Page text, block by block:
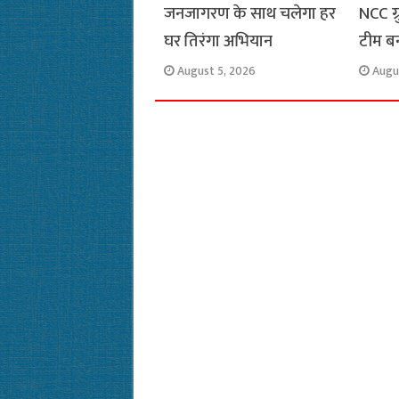
जनजागरण के साथ चलेगा हर
घर तिरंगा अभियान
August 5, 2026
टीम